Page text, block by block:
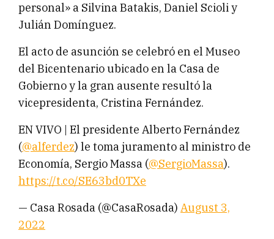
personal» a Silvina Batakis, Daniel Scioli y
Julián Domínguez.
El acto de asunción se celebró en el Museo
del Bicentenario ubicado en la Casa de
Gobierno y la gran ausente resultó la
vicepresidenta, Cristina Fernández.
EN VIVO | El presidente Alberto Fernández
(@alferdez) le toma juramento al ministro de
Economía, Sergio Massa (@SergioMassa).
https://t.co/SE63bd0TXe
— Casa Rosada (@CasaRosada) August 3,
2022